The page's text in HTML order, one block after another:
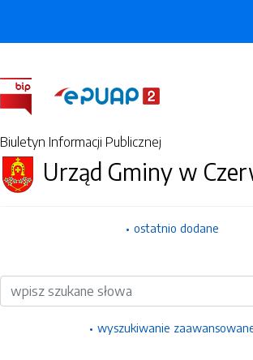
Biuletyn Informacji Publicznej
Urząd Gminy w
ostatnio dodane
Wyszukiwarka
wyszukiwanie